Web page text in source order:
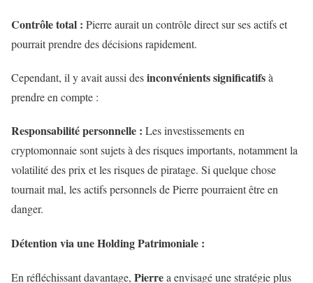
Contrôle total : Pierre aurait un contrôle direct sur ses actifs et
pourrait prendre des décisions rapidement.
Cependant, il y avait aussi desinconvénients significatifsà
prendre en compte :
Responsabilité personnelle : Les investissements en
cryptomonnaie sont sujets à des risques importants, notamment la
volatilité des prix et les risques de piratage. Si quelque chose
tournait mal, les actifs personnels de Pierre pourraient être en
danger.
Détention via une Holding Patrimoniale :
En réfléchissant davantage, Pierrea envisagé une stratégie plus